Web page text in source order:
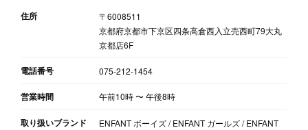
住所
〒6008511
京都府京都市下京区四条高倉西入立売西町79大丸
京都店6F
電話番号 075-212-1454
営業時間 午前10時〜午後8時
取り扱いブランド
ENFANT ボーイズ / ENFANT ガールズ / ENFANT